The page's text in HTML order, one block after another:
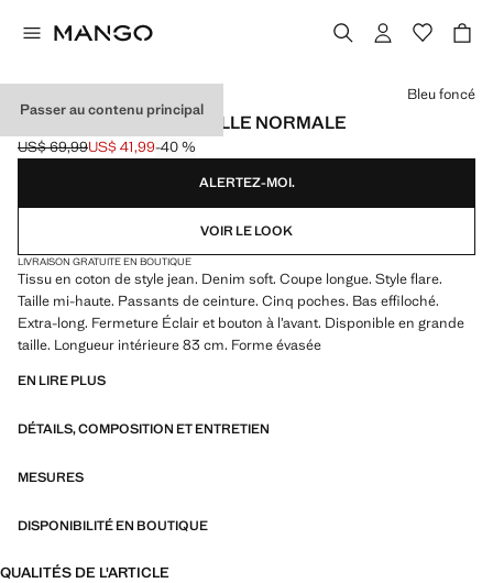
Passer au contenu principal
JEAN FIONA FLARE TAILLE NORMALE
Prix initial barré [US$ 69,99 ]
US$ 69,99
Prix actuel [US$ 41,99 ]
US$ 41,99-40 %
Choisissez une couleur
Bleu foncé
ALERTEZ-MOI.
VOIR LE LOOK
LIVRAISON GRATUITE EN BOUTIQUE
Tissu en coton de style jean. Denim soft. Coupe longue. Style flare.
Taille mi-haute. Passants de ceinture. Cinq poches. Bas effiloché.
Extra-long. Fermeture Éclair et bouton à l’avant. Disponible en grande
taille. Longueur intérieure 83 cm. Forme évasée
EN LIRE PLUS
DÉTAILS, COMPOSITION ET ENTRETIEN
MESURES
DISPONIBILITÉ EN BOUTIQUE
QUALITÉS DE L'ARTICLE